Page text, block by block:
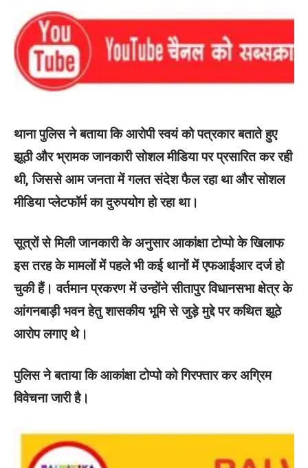
थाना पुलिस ने बताया कि आरोपी स्वयं को पत्रकार बताते हुए
झूठी और भ्रामक जानकारी सोशल मीडिया पर प्रसारित कर रही
थी, जिससे आम जनता में गलत संदेश फैल रहा था और सोशल
मीडिया प्लेटफॉर्म का दुरुपयोग हो रहा था।
सूत्रों से मिली जानकारी के अनुसार आकांक्षा टोप्पो के खिलाफ
इस तरह के मामलों में पहले भी कई थानों में एफआईआर दर्ज हो
चुकी हैं। वर्तमान प्रकरण में उन्होंने सीतापुर विधानसभा क्षेत्र के
आंगनबाड़ी भवन हेतु शासकीय भूमि से जुड़े मुद्दे पर कथित झूठे
आरोप लगाए थे।
पुलिस ने बताया कि आकांक्षा टोप्पो को गिरफ्तार कर अग्रिम
विवेचना जारी है।